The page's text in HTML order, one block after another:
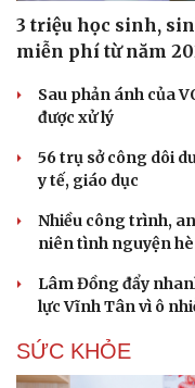
Cải chính
3 triệu học sinh,
miễn phí từ năm
Sau phản ánh của
được xử lý
56 trụ sở công dôi
y tế, giáo dục
Nhiều công trình,
niên tình nguyện hè
Lâm Đồng đẩy
lực Vĩnh Tân vì ô
SỨC KHỎE